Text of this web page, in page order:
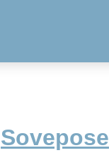
Sovepose